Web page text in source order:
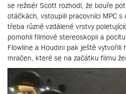
se režisér Scott rozhodl, že bouře
otáčkách, vstoupili pracovníci MPC s
třeba různě vzdálené vrstvy
pomohli filmové stereoskopii a
Flowline a Houdini pak ještě vytvořili
mračen, které se na začátku filmu